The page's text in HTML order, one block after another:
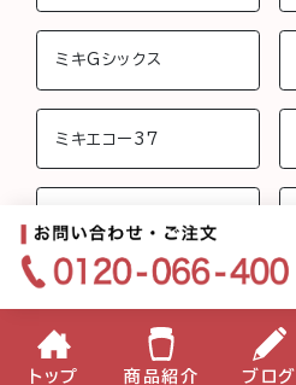
ミキGシックス
ミキエコー37
ミキプロティーン95 ス
トップ 商品紹介 ブログ